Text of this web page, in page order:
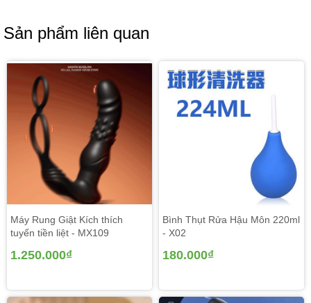
Sản phẩm liên quan
Máy Rung Giật Kích thích
tuyến tiền liệt - MX109
1.250.000₫
Bình Thụt Rửa Hậu Môn 220ml
- X02
180.000₫